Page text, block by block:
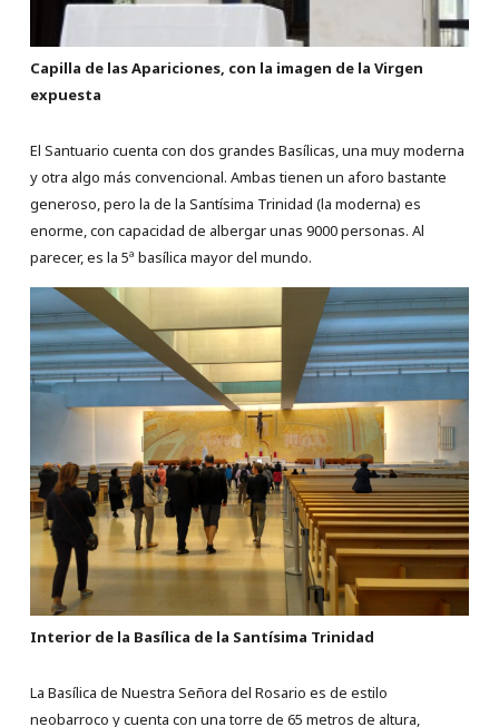
Capilla de las Apariciones, con la imagen de la Virgen
expuesta
El Santuario cuenta con dos grandes Basílicas, una muy moderna
y otra algo más convencional. Ambas tienen un aforo bastante
generoso, pero la de la Santísima Trinidad (la moderna) es
enorme, con capacidad de albergar unas 9000 personas. Al
parecer, es la 5ª basílica mayor del mundo.
Interior de la Basílica de la Santísima Trinidad
La Basílica de Nuestra Señora del Rosario es de estilo
neobarroco y cuenta con una torre de 65 metros de altura,